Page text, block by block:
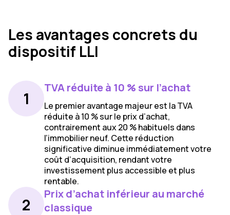
Les avantages concrets du
dispositif LLI
1
TVA réduite à 10 % sur l’achat
Le premier avantage majeur est la TVA
réduite à 10 % sur le prix d’achat,
contrairement aux 20 % habituels dans
l’immobilier neuf. Cette réduction
significative diminue immédiatement votre
coût d’acquisition, rendant votre
investissement plus accessible et plus
rentable.
2
Prix d’achat inférieur au marché
classique